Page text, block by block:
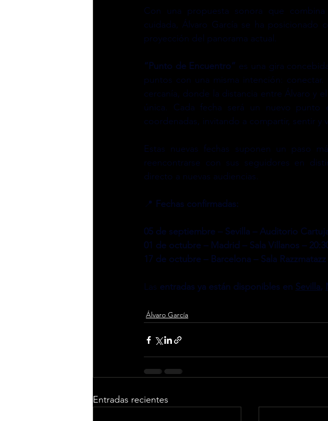
Con una propuesta sonora que
cuidada, Álvaro García se ha posicionado
proyección del panorama actual.
“Punto de Encuentro” es una gira
puntos con una misma intención:
cercanía, donde la distancia entre Álvaro y
única. Cada fecha será un nuevo
coordenadas, invitando a compartir, sentir y
Estas nuevas fechas suponen un paso
reencontrarse con sus seguidores en
directo a nuevas audiencias.
📍 Fechas confirmadas:
05 de septiembre – Sevilla – Auditorio
01 de octubre – Madrid – Sala Villanos –
17 de octubre – Barcelona – Sala Razzmatazz
Las entradas ya están disponibles en Sevilla,
Álvaro García
Entradas recientes